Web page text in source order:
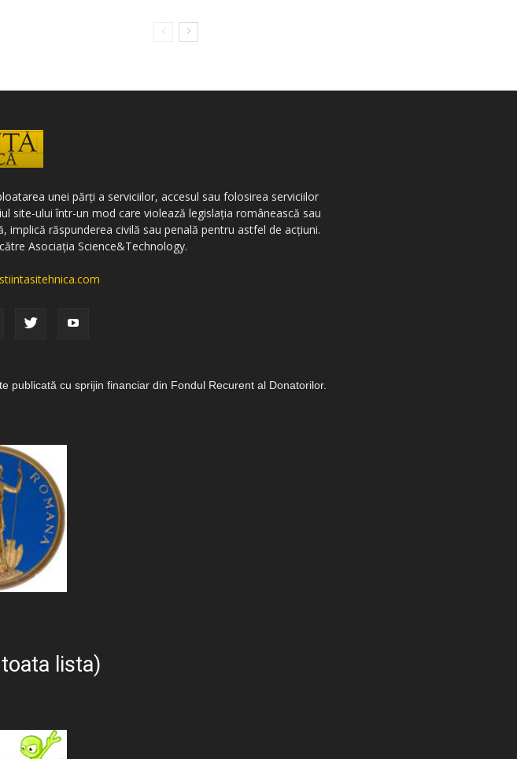
unei părți a serviciilor, accesul sau folosirea serviciilor
site-ului într-un mod care violează legislația românească sau
răspunderea civilă sau penală pentru astfel de acțiuni.
Asociația Science&Technology.
publicată cu sprijin financiar din Fondul Recurent al Donatorilor.
lista)